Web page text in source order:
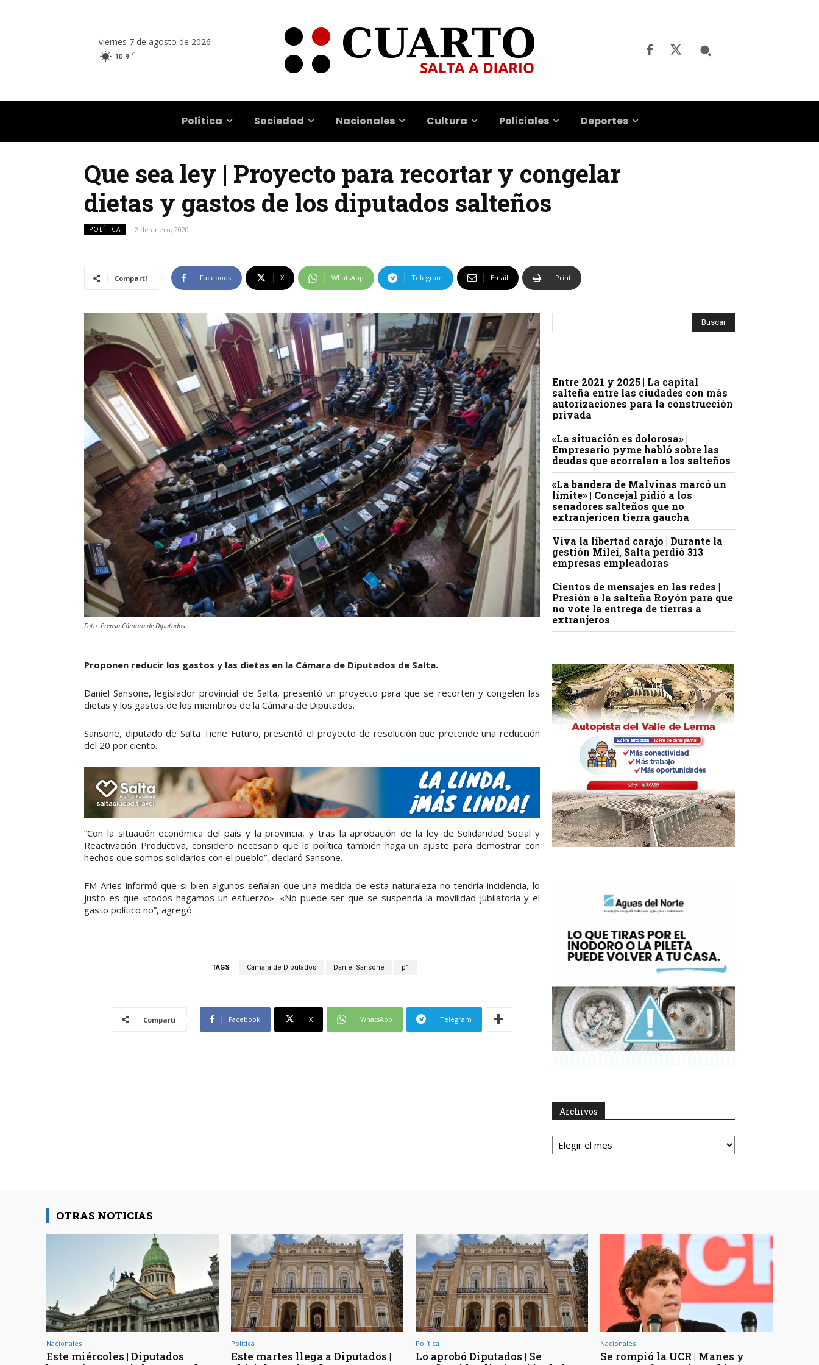
viernes 7 de agosto de 2026
10.9 C
Política Sociedad Nacionales Cultura Policiales Deportes
Que sea ley | Proyecto para recortar y congelar
dietas y gastos de los diputados salteños
POLÍTICA 2 de enero, 2020
Compartí Facebook X WhatsApp Telegram Email Print
Foto: Prensa Cámara de Diputados.
Proponen reducir los gastos y las dietas en la Cámara de Diputados de Salta.
Daniel Sansone, legislador provincial de Salta, presentó un proyecto para que se recorten y congelen las
dietas y los gastos de los miembros de la Cámara de Diputados.
Sansone, diputado de Salta Tiene Futuro, presentó el proyecto de resolución que pretende una reducción
del 20 por ciento.
“Con la situación económica del país y la provincia, y tras la aprobación de la ley de Solidaridad Social y
Reactivación Productiva, considero necesario que la política también haga un ajuste para demostrar con
hechos que somos solidarios con el pueblo”, declaró Sansone.
FM Aries informó que si bien algunos señalan que una medida de esta naturaleza no tendría incidencia, lo
justo es que «todos hagamos un esfuerzo». «No puede ser que se suspenda la movilidad jubilatoria y el
gasto político no”, agregó.
TAGS Cámara de Diputados Daniel Sansone p1
Compartí Facebook X WhatsApp Telegram
Entre 2021 y 2025 | La capital
salteña entre las ciudades con más
autorizaciones para la construcción
privada
«La situación es dolorosa» |
Empresario pyme habló sobre las
deudas que acorralan a los salteños
«La bandera de Malvinas marcó un
límite» | Concejal pidió a los
senadores salteños que no
extranjericen tierra gaucha
Viva la libertad carajo | Durante la
gestión Milei, Salta perdió 313
empresas empleadoras
Cientos de mensajes en las redes |
Presión a la salteña Royón para que
no vote la entrega de tierras a
extranjeros
Archivos
Archivos
OTRAS NOTICIAS
Nacionales
Este miércoles | Diputados
Política
Este martes llega a Diputados |
Política
Lo aprobó Diputados | Se
Nacionales
Se rompió la UCR | Manes y